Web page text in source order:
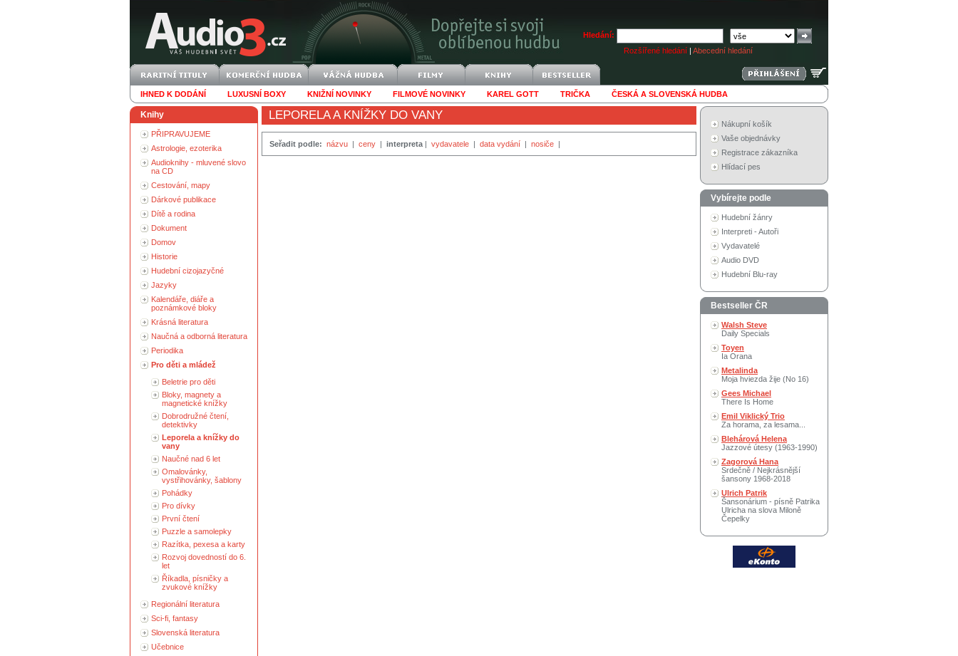
Hledání:
Rozšířené hledání | Abecední hledání
IHNED K DODÁNÍ LUXUSNÍ BOXY KNIŽNÍ NOVINKY FILMOVÉ NOVINKY KAREL GOTT TRIČKA ČESKÁ A SLOVENSKÁ HUDBA
Knihy
PŘIPRAVUJEME
Astrologie, ezoterika
Audioknihy - mluvené slovo
na CD
Cestování, mapy
Dárkové publikace
Dítě a rodina
Dokument
Domov
Historie
Hudební cizojazyčné
Jazyky
Kalendáře, diáře a
poznámkové bloky
Krásná literatura
Naučná a odborná literatura
Periodika
Pro děti a mládež
Beletrie pro děti
Bloky, magnety a
magnetické knížky
Dobrodružné čtení,
detektivky
Leporela a knížky do
vany
Naučné nad 6 let
Omalovánky,
vystřihovánky, šablony
Pohádky
Pro dívky
První čtení
Puzzle a samolepky
Razítka, pexesa a karty
Rozvoj dovedností do 6.
let
Říkadla, písničky a
zvukové knížky
Regionální literatura
Sci-fi, fantasy
Slovenská literatura
Učebnice
LEPORELA A KNÍŽKY DO VANY
Seřadit podle: názvu | ceny | interpreta | vydavatele | data vydání | nosiče |
Nákupní košík
Vaše objednávky
Registrace zákazníka
Hlídací pes
Vybírejte podle
Hudební žánry
Interpreti - Autoři
Vydavatelé
Audio DVD
Hudební Blu-ray
Bestseller ČR
Walsh Steve
Daily Specials
Toyen
Ia Orana
Metalinda
Moja hviezda žije (No 16)
Gees Michael
There Is Home
Emil Viklický Trio
Za horama, za lesama...
Blehárová Helena
Jazzové útesy (1963-1990)
Zagorová Hana
Srdečně / Nejkrásnější
šansony 1968-2018
Ulrich Patrik
Šansonárium - písně Patrika
Ulricha na slova Miloně
Čepelky